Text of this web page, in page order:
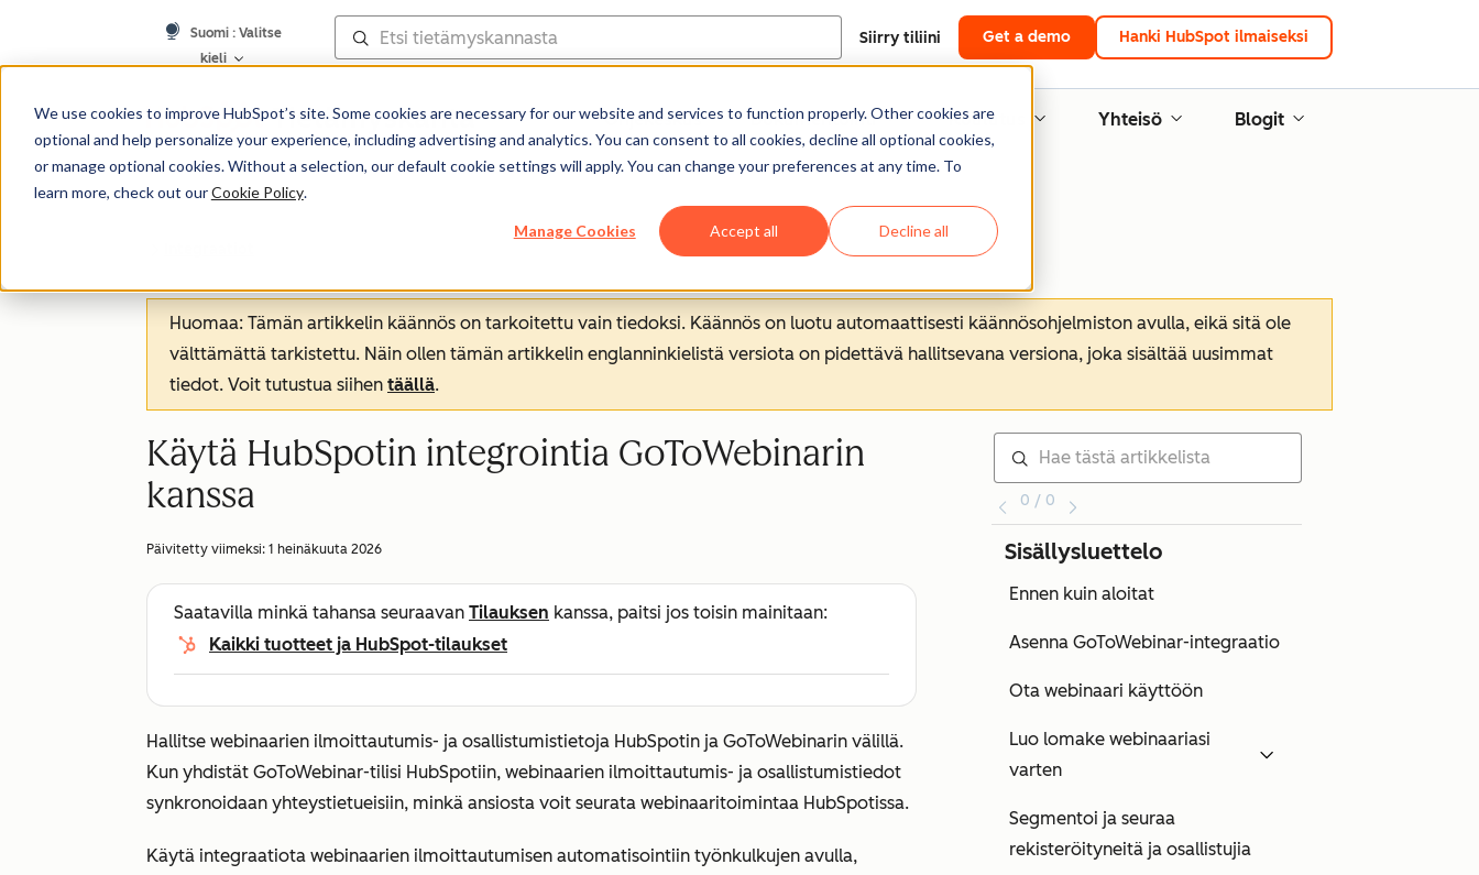
We use cookies to improve HubSpot’s site. Some cookies are necessary for our website and services to function properly. Other cookies are
optional and help personalize your experience, including advertising and analytics. You can consent to all cookies, decline all optional cookies,
or manage optional cookies. Without a selection, our default cookie settings will apply. You can change your preferences at any time. To
learn more, check out ourCookie Policy.
Manage Cookies Accept all Decline all
Suomi : Valitse
kieli
Siirry tiliini Get a demo Hanki HubSpot ilmaiseksi
Tietämyskanta Ohjekeskus Dokumentointi Koulutus Yhteisö Blogit
Huomaa: Tämän artikkelin käännös on tarkoitettu vain tiedoksi. Käännös on luotu automaattisesti käännösohjelmiston avulla, eikä sitä ole
välttämättä tarkistettu. Näin ollen tämän artikkelin englanninkielistä versiota on pidettävä hallitsevana versiona, joka sisältää uusimmat
tiedot. Voit tutustua siihen täällä.
Käytä HubSpotin integrointia GoToWebinarin
kanssa
Päivitetty viimeksi: 1 heinäkuuta 2026
Saatavilla minkä tahansa seuraavan Tilauksen kanssa, paitsi jos toisin mainitaan:
Kaikki tuotteet ja HubSpot-tilaukset
Hallitse webinaarien ilmoittautumis- ja osallistumistietoja HubSpotin ja GoToWebinarin välillä.
Kun yhdistät GoToWebinar-tilisi HubSpotiin, webinaarien ilmoittautumis- ja osallistumistiedot
synkronoidaan yhteystietueisiin, minkä ansiosta voit seurata webinaaritoimintaa HubSpotissa.
Käytä integraatiota webinaarien ilmoittautumisen automatisointiin työnkulkujen avulla,
0 / 0
Sisällysluettelo
Ennen kuin aloitat
Asenna GoToWebinar-integraatio
Ota webinaari käyttöön
Luo lomake webinaariasi
varten
Segmentoi ja seuraa
rekisteröityneitä ja osallistujia